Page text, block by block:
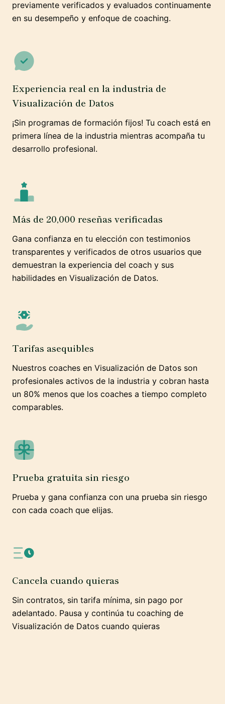
previamente verificados y evaluados continuamente
en su desempeño y enfoque de coaching.
Experiencia real en la industria de
Visualización de Datos
¡Sin programas de formación fijos! Tu coach está en
primera línea de la industria mientras acompaña tu
desarrollo profesional.
Más de 20,000 reseñas verificadas
Gana confianza en tu elección con testimonios
transparentes y verificados de otros usuarios que
demuestran la experiencia del coach y sus
habilidades en Visualización de Datos.
Tarifas asequibles
Nuestros coaches en Visualización de Datos son
profesionales activos de la industria y cobran hasta
un 80% menos que los coaches a tiempo completo
comparables.
Prueba gratuita sin riesgo
Prueba y gana confianza con una prueba sin riesgo
con cada coach que elijas.
Cancela cuando quieras
Sin contratos, sin tarifa mínima, sin pago por
adelantado. Pausa y continúa tu coaching de
Visualización de Datos cuando quieras